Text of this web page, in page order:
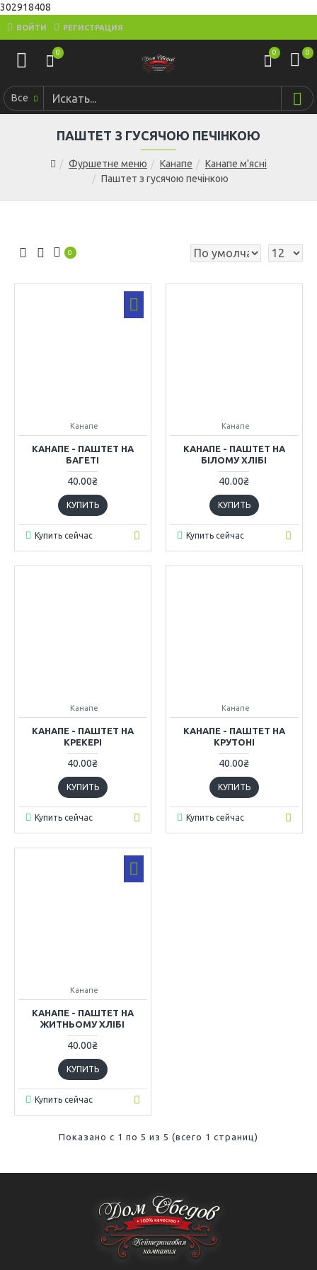
302918408
ВОЙТИ РЕГИСТРАЦИЯ
0 0 0
Все
Фуршетне меню Канапе
Канапе м'ясні
Паштет з гусячою печінкою
ПАШТЕТ З ГУСЯЧОЮ ПЕЧІНКОЮ
0
Канапе
КАНАПЕ - ПАШТЕТ НА
БАГЕТІ
40.00₴
КУПИТЬ
Купить сейчас
Канапе
КАНАПЕ - ПАШТЕТ НА
БІЛОМУ ХЛІБІ
40.00₴
КУПИТЬ
Купить сейчас
Канапе
КАНАПЕ - ПАШТЕТ НА
КРЕКЕРІ
40.00₴
КУПИТЬ
Купить сейчас
Канапе
КАНАПЕ - ПАШТЕТ НА
КРУТОНІ
40.00₴
КУПИТЬ
Купить сейчас
Канапе
КАНАПЕ - ПАШТЕТ НА
ЖИТНЬОМУ ХЛІБІ
40.00₴
КУПИТЬ
Купить сейчас
Показано с 1 по 5 из 5 (всего 1 страниц)